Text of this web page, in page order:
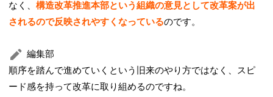
なく、構造改革推進本部という組織の意見として改革案が出
されるので反映されやすくなっているのです。
編集部
順序を踏んで進めていくという旧来のやり方ではなく、スピ
ード感を持って改革に取り組めるのですね。